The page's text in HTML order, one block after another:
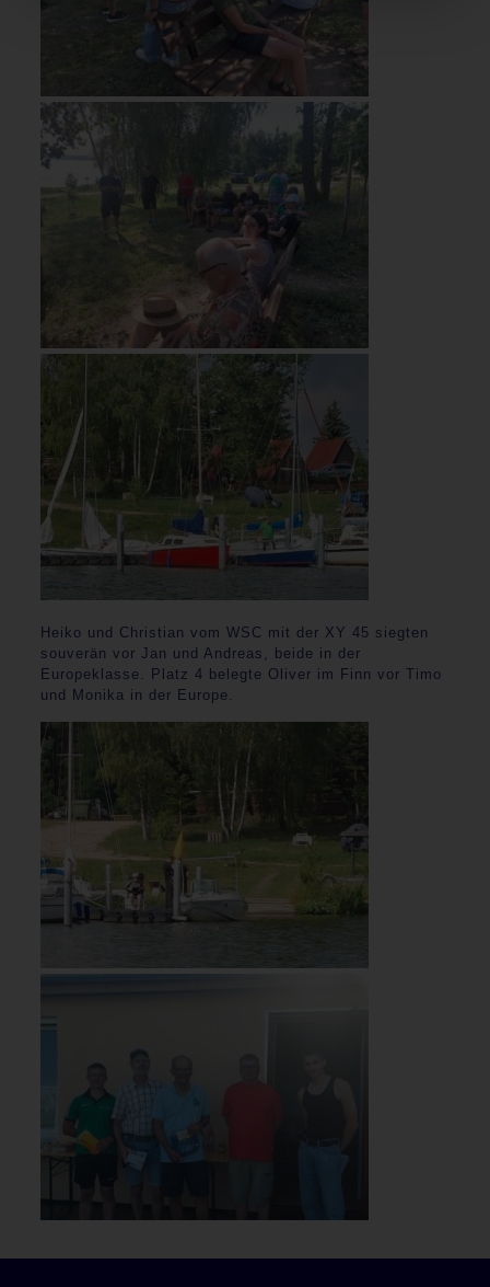
Heiko und Christian vom WSC mit der XY 45 siegten
souverän vor Jan und Andreas, beide in der
Europeklasse. Platz 4 belegte Oliver im Finn vor Timo
und Monika in der Europe.